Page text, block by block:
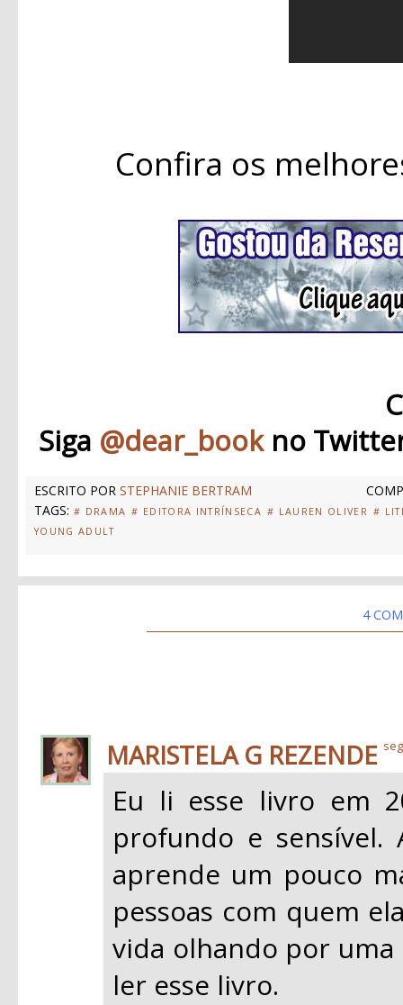
Confira os
Siga @dear_bookno
ESCRITO POR STEPHANIE BERTRAM
TAGS: # DRAMA # EDITORA INTRÍNSECA # LAUREN OLIVER #
YOUNG ADULT
4
MARISTELA G REZENDE
Eu li esse livro em
profundo e sensível.
aprende um pouco
pessoas com quem
vida olhando por uma
ler esse livro.